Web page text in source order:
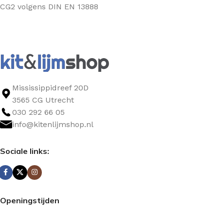
CG2 volgens DIN EN 13888
Mississippidreef 20D
3565 CG Utrecht
030 292 66 05
info@kitenlijmshop.nl
Sociale links:
Openingstijden